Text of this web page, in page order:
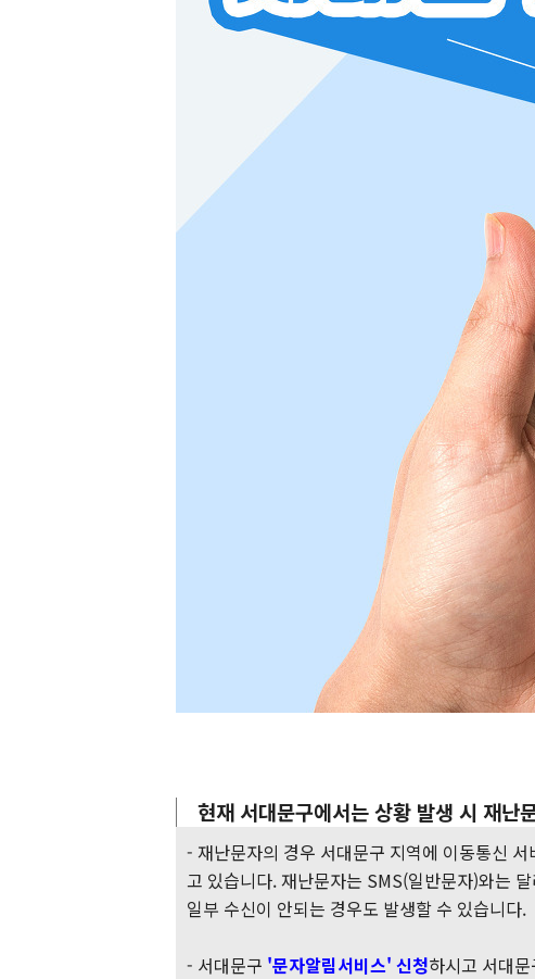
현재 서대문구에서는 상황 발생 시 재난
- 재난문자의 경우 서대문구 지역에 이동통신
고 있습니다. 재난문자는 SMS(일반문자)와는
일부 수신이 안되는 경우도 발생할 수 있습니다.
- 서대문구 '문자알림서비스' 신청하시고 서대